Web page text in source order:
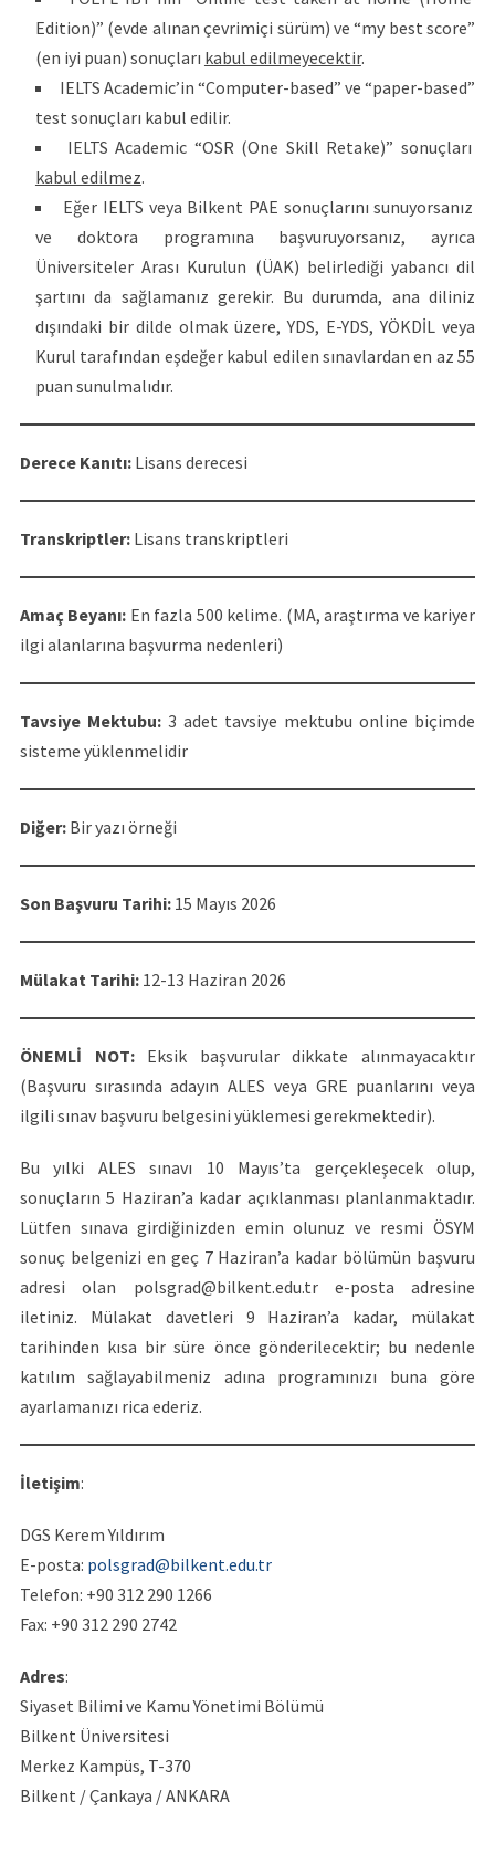
Edition)” (evde alınan çevrimiçi sürüm) ve “my best score”
(en iyi puan) sonuçları kabul edilmeyecektir.
IELTS Academic’in “Computer-based” ve “paper-based”
test sonuçları kabul edilir.
IELTS Academic “OSR (One Skill Retake)” sonuçları
kabul edilmez.
Eğer IELTS veya Bilkent PAE sonuçlarını sunuyorsanız
ve doktora programına başvuruyorsanız, ayrıca
Üniversiteler Arası Kurulun (ÜAK) belirlediği yabancı dil
şartını da sağlamanız gerekir. Bu durumda, ana diliniz
dışındaki bir dilde olmak üzere, YDS, E-YDS, YÖKDİL veya
Kurul tarafından eşdeğer kabul edilen sınavlardan en az 55
puan sunulmalıdır.
Derece Kanıtı:Lisans derecesi
Transkriptler:Lisans transkriptleri
Amaç Beyanı: En fazla 500 kelime. (MA, araştırma ve kariyer
ilgi alanlarına başvurma nedenleri)
Tavsiye Mektubu: 3 adet tavsiye mektubu online biçimde
sisteme yüklenmelidir
Diğer: Bir yazı örneği
Son Başvuru Tarihi: 15 Mayıs 2026
Mülakat Tarihi:12-13 Haziran 2026
ÖNEMLİ NOT: Eksik başvurular dikkate alınmayacaktır
(Başvuru sırasında adayın ALES veya GRE puanlarını veya
ilgili sınav başvuru belgesini yüklemesi gerekmektedir).
Bu yılki ALES sınavı 10 Mayıs’ta gerçekleşecek olup,
sonuçların 5 Haziran’a kadar açıklanması planlanmaktadır.
Lütfen sınava girdiğinizden emin olunuz ve resmi ÖSYM
sonuç belgenizi en geç 7 Haziran’a kadar bölümün başvuru
adresi olan polsgrad@bilkent.edu.tr e-posta adresine
iletiniz. Mülakat davetleri 9 Haziran’a kadar, mülakat
tarihinden kısa bir süre önce gönderilecektir; bu nedenle
katılım sağlayabilmeniz adına programınızı buna göre
ayarlamanızı rica ederiz.
İletişim:
DGS Kerem Yıldırım
E-posta: polsgrad@bilkent.edu.tr
Telefon: +90 312 290 1266
Fax: +90 312 290 2742
Adres:
Siyaset Bilimi ve Kamu Yönetimi Bölümü
Bilkent Üniversitesi
Merkez Kampüs, T-370
Bilkent / Çankaya / ANKARA